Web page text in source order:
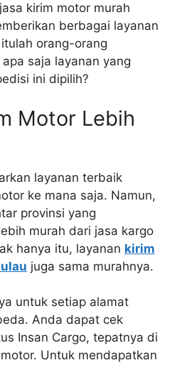
kirim motor murah
berbagai layanan
orang-orang
saja layanan yang
ini dipilih?
Motor Lebih
layanan terbaik
ke mana saja. Namun,
provinsi yang
murah dari jasa kargo
hanya itu, layanan kirim
juga sama murahnya.
untuk setiap alamat
Anda dapat cek
Insan Cargo, tepatnya di
Untuk mendapatkan